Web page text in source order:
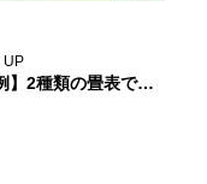
UP
【施工事例】2種類の畳表で畳工事「益城町」